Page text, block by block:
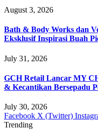
August 3, 2026
Bath & Body Works dan
Eksklusif Inspirasi Buah
July 31, 2026
GCH Retail Lancar MY
& Kecantikan Bersepadu
July 30, 2026
Facebook X (Twitter)
Trending